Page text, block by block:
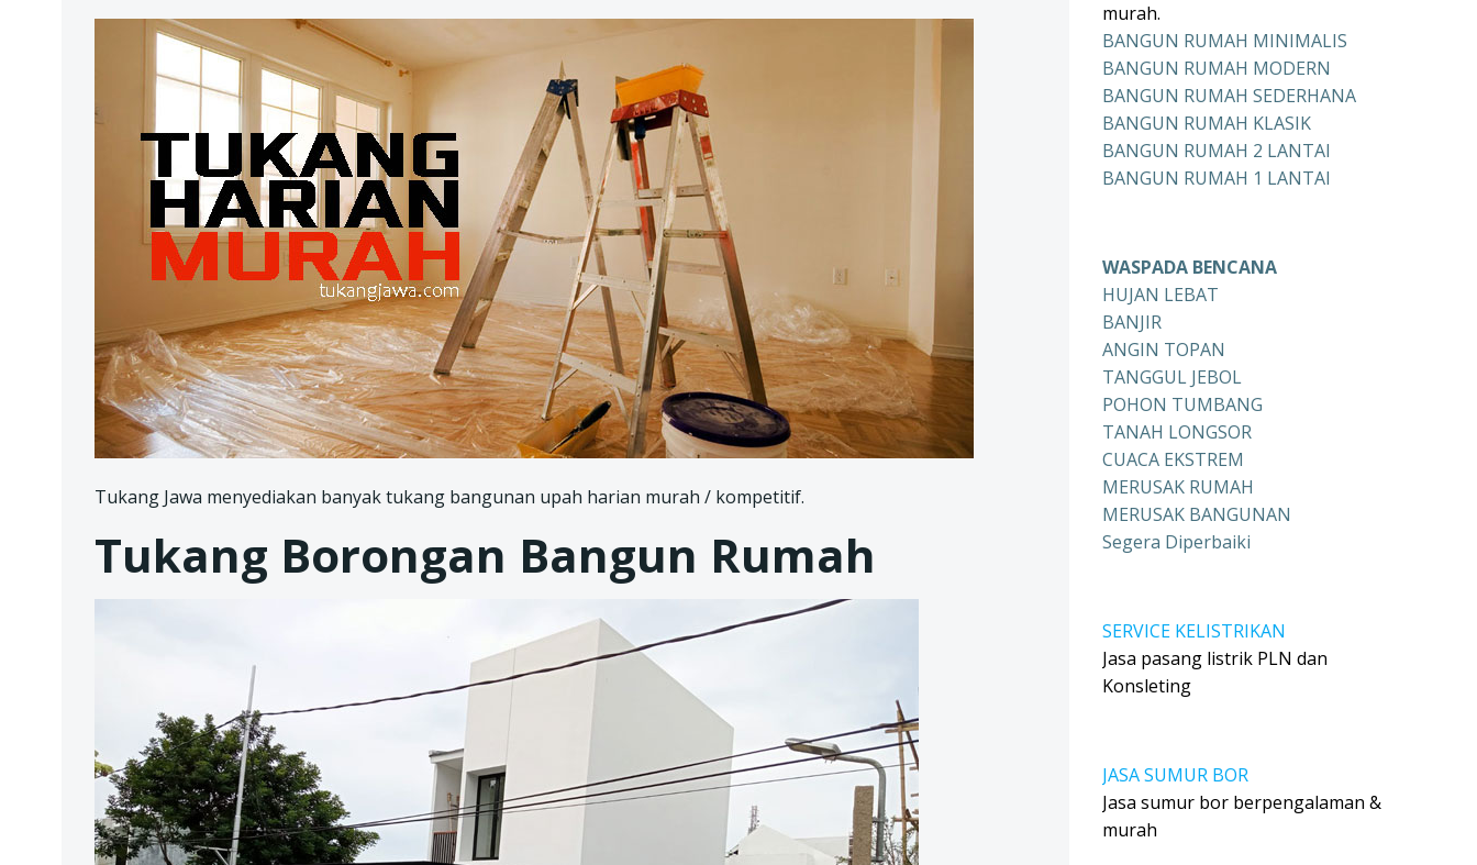
Tukang Jawa menyediakan banyak tukang bangunan upah harian murah / kompetitif.
Tukang Borongan Bangun Rumah
murah.
BANGUN RUMAH MINIMALIS
BANGUN RUMAH MODERN
BANGUN RUMAH SEDERHANA
BANGUN RUMAH KLASIK
BANGUN RUMAH 2 LANTAI
BANGUN RUMAH 1 LANTAI
WASPADA BENCANA
HUJAN LEBAT
BANJIR
ANGIN TOPAN
TANGGUL JEBOL
POHON TUMBANG
TANAH LONGSOR
CUACA EKSTREM
MERUSAK RUMAH
MERUSAK BANGUNAN
Segera Diperbaiki
SERVICE KELISTRIKAN
Jasa pasang listrik PLN dan
Konsleting
JASA SUMUR BOR
Jasa sumur bor berpengalaman &
murah